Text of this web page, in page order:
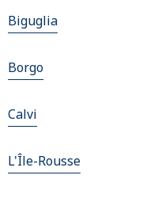
Biguglia
Borgo
Calvi
L'Île-Rousse